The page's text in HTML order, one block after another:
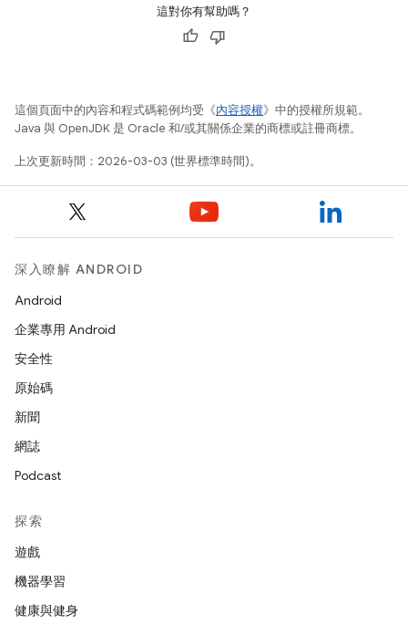
這對你有幫助嗎？
這個頁面中的內容和程式碼範例均受《內容授權》中的授權所規範。
Java 與 OpenJDK 是 Oracle 和/或其關係企業的商標或註冊商標。
上次更新時間：2026-03-03 (世界標準時間)。
深入瞭解 ANDROID
Android
企業專用 Android
安全性
原始碼
新聞
網誌
Podcast
探索
遊戲
機器學習
健康與健身